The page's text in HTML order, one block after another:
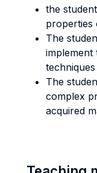
the
properties
The
implement
The
complex
acquired